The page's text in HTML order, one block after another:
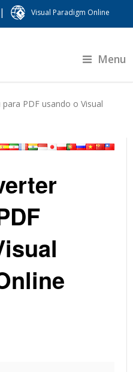
| Visual Paradigm Online
Menu
PDF usando o Visual